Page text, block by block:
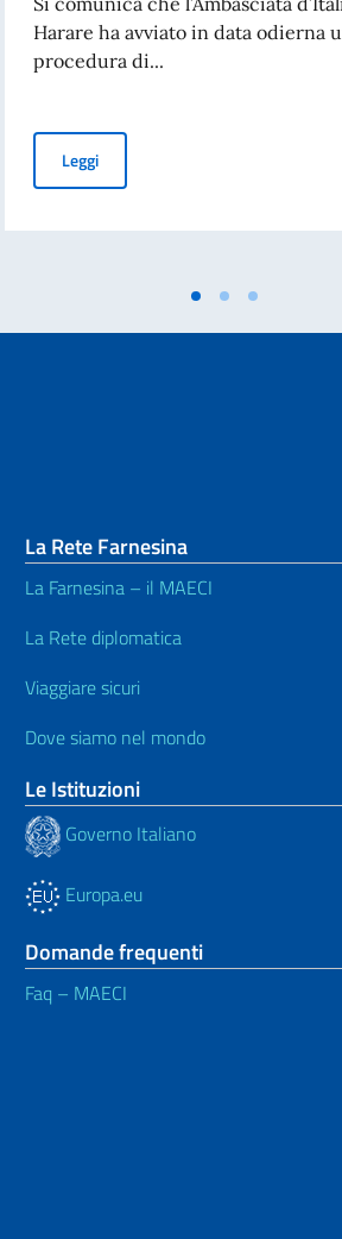
CARTACEA PER L’ESPATRIO DAL 3 AGOSTO
Harare ha avviato in data odierna
procedura di...
LeggiAVVISO DI ASSUNZIONE DI N.1
La Rete Farnesina
La Farnesina – il MAECI
La Rete diplomatica
Viaggiare sicuri
Dove siamo nel mondo
Le Istituzioni
Governo Italiano
Europa.eu
Domande frequenti
Faq – MAECI